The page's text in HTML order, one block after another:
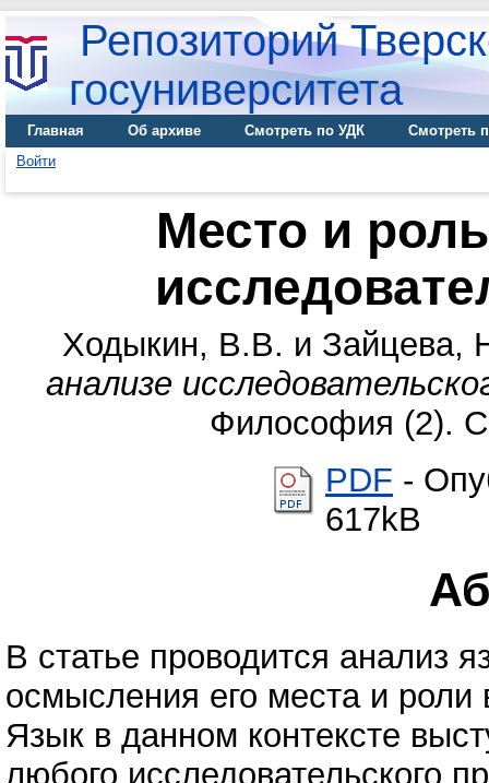
Репозиторий
госуниверситета
Главная Об архиве Смотреть по УДК
Смотреть
Войти
Место и
Ходыкин, В.В. и Зайцева,
анализе
Философия (2).
PDF -
617kB
В статье проводится анализ
осмысления его места и роли
Язык в данном контексте
любого исследовательского